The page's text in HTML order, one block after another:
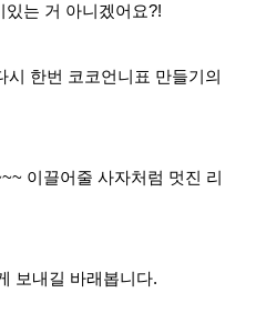
있는 거 아니겠어요?!
시 한번 코코언니표 만들기의
이끌어줄 사자처럼 멋진 리
보내길 바래봅니다.